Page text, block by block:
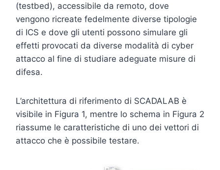
(testbed), accessibile da remoto, dove
vengono ricreate fedelmente diverse tipologie
di ICS e dove gli utenti possono simulare gli
effetti provocati da diverse modalità di cyber
attacco al fine di studiare adeguate misure di
difesa.
L’architettura di riferimento di SCADALAB è
visibile in Figura 1, mentre lo schema in Figura 2
riassume le caratteristiche di uno dei vettori di
attacco che è possibile testare.